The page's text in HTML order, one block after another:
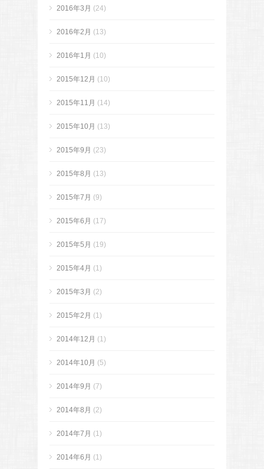
2016年3月 (24)
2016年2月 (13)
2016年1月 (10)
2015年12月 (10)
2015年11月 (14)
2015年10月 (13)
2015年9月 (23)
2015年8月 (13)
2015年7月 (9)
2015年6月 (17)
2015年5月 (19)
2015年4月 (1)
2015年3月 (2)
2015年2月 (1)
2014年12月 (1)
2014年10月 (5)
2014年9月 (7)
2014年8月 (2)
2014年7月 (1)
2014年6月 (1)